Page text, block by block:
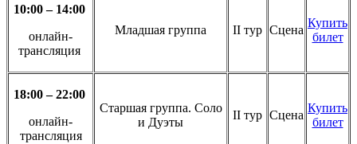
10:00 – 14:00
онлайн-
трансляция
Младшая группа II тур Сцена
Купить
билет
18:00 – 22:00
онлайн-
трансляция
Старшая группа. Соло
и Дуэты
II тур Сцена
Купить
билет